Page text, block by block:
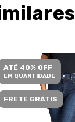
ATÉ 40% OFF
EM QUANTIDADE
FRETE GRÁTIS